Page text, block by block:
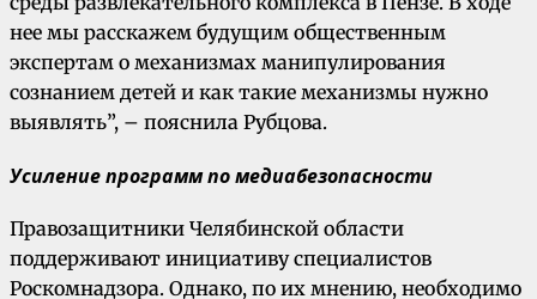
нее мы расскажем будущим общественным
экспертам о механизмах манипулирования
сознанием детей и как такие механизмы нужно
выявлять”, – пояснила Рубцова.
Усиление программ по медиабезопасности
Правозащитники Челябинской области
поддерживают инициативу специалистов
Роскомнадзора. Однако, по их мнению, необходимо